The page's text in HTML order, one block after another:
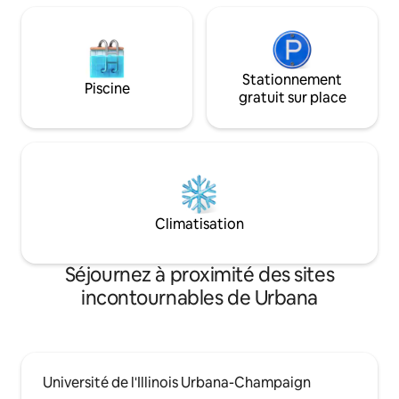
Piscine
Stationnement
gratuit sur place
Climatisation
Séjournez à proximité des sites
incontournables de Urbana
Université de l'Illinois Urbana-Champaign